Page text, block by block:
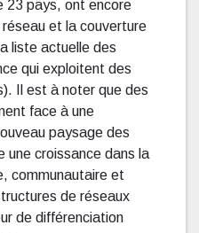
23 pays, ont encore
et la couverture
liste actuelle des
qui exploitent des
Il est à noter que des
face à une
paysage des
une croissance dans la
communautaire et
de réseaux
de différenciation